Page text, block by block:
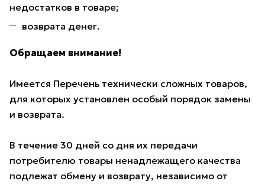
недостатков в товаре;
возврата денег.
Обращаем внимание!
Имеется Перечень технически сложных товаров,
для которых установлен особый порядок замены
и возврата.
В течение 30 дней со дня их передачи
потребителю товары ненадлежащего качества
подлежат обмену и возврату, независимо от